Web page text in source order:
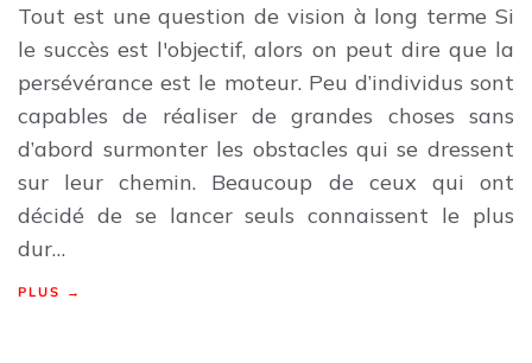
Tout est une question de vision à long terme Si
le succès est l'objectif, alors on peut dire que la
persévérance est le moteur. Peu d’individus sont
capables de réaliser de grandes choses sans
d’abord surmonter les obstacles qui se dressent
sur leur chemin. Beaucoup de ceux qui ont
décidé de se lancer seuls connaissent le plus
dur…
PLUS →